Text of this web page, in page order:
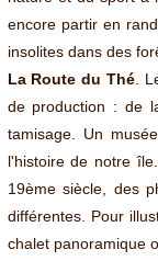
encore partir en
insolites dans des
La Route du Thé.
de production : de
tamisage. Un
l'histoire de notre
19ème siècle, des
différentes. Pour
chalet panoramique